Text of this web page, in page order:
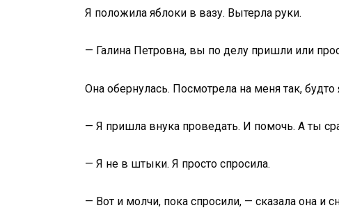
Я положила яблоки в вазу. Вытерла руки.
— Галина Петровна, вы по делу пришли или
Она обернулась. Посмотрела на меня так, будто
— Я пришла внука проведать. И помочь. А ты
— Я не в штыки. Я просто спросила.
— Вот и молчи, пока спросили, — сказала она и